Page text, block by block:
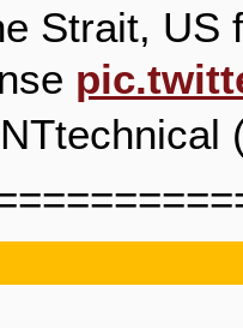
Strait, US